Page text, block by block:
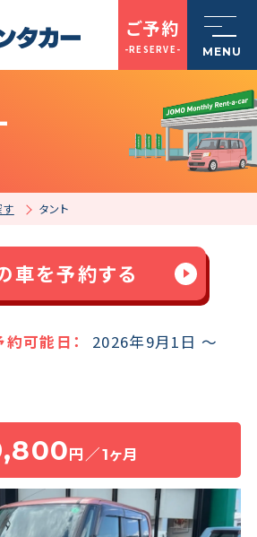
MENU
問
ーとは
ご予約
-RESERVE-
タント
車を予約する
可能日： 2026年9月1日 ～
円／1ヶ月